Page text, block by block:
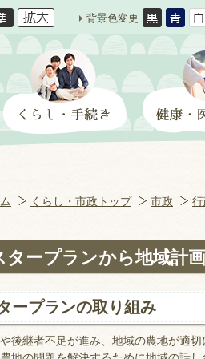
背景色変更
くらし・市政トップ 市政
タープランから地域計
ープランの取り組み
後継者不足が進み、地域の農地が適